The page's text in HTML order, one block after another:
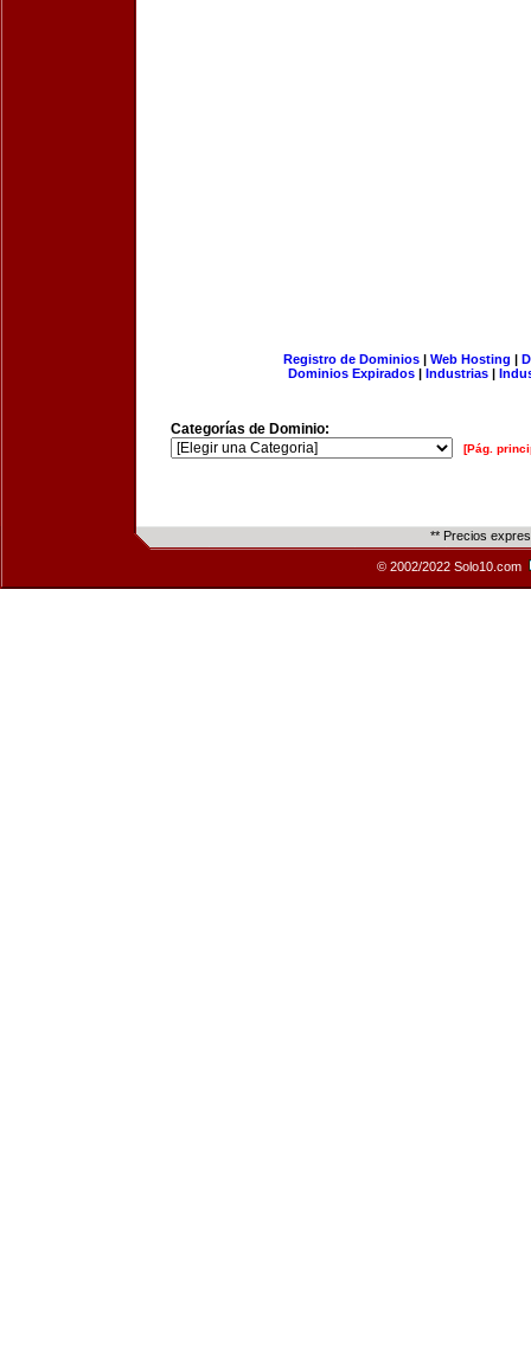
Registro de Dominios| Web Hosting |
Dominios Expirados | Industrias |
Categorías de Dominio:
[Pág.
** Precios
© 2002/2022 Solo10.com